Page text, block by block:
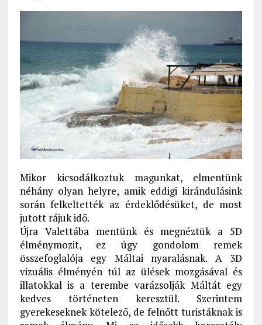
Mikor kicsodálkoztuk magunkat, elmentünk
néhány olyan helyre, amik eddigi kirándulásink
során felkeltették az érdeklődésüket, de most
jutott rájuk idő.
Újra Valettába mentünk és megnéztük a 5D
élménymozit, ez úgy gondolom remek
összefoglalója egy Máltai nyaralásnak. A 3D
vizuális élményén túl az ülések mozgásával és
illatokkal is a terembe varázsolják Máltát egy
kedves történeten keresztül. Szerintem
gyerekeseknek kötelező, de felnőtt turistáknak is